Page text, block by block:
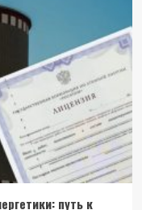
путь к